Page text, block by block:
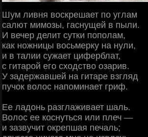
Шум ливня воскрешает по углам
салют мимозы, гаснущей в пыли.
И вечер делит сутки пополам,
как ножницы восьмерку на нули,
и в талии сужает циферблат,
с гитарой его сходство озарив.
У задержавшей на гитаре взгляд
пучок волос напоминает гриф.
Ее ладонь разглаживает шаль.
Волос ее коснуться или плеч —
и зазвучит окрепшая печаль;